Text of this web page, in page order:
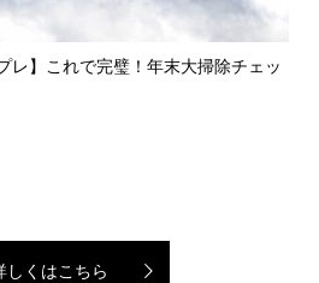
レ】これで完璧！年末大掃除チェッ
しくはこちら